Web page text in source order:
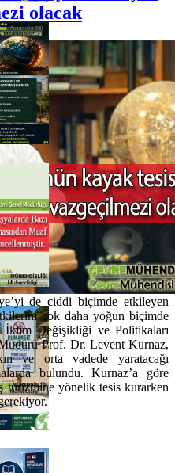
olacak
de ciddi biçimde etkileyen
çok daha yoğun biçimde
İklim Değişikliği ve Politikaları
Prof. Dr. Levent Kurnaz,
ve orta vadede yaratacağı
bulundu. Kurnaz’a göre
turizmine yönelik tesis kurarken